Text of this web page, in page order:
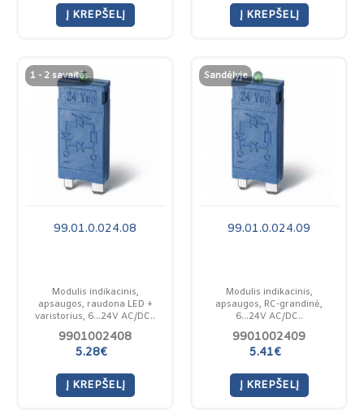
Į KREPŠELĮ Į KREPŠELĮ
1 - 2 savaitės
99.01.0.024.08
Modulis indikacinis,
apsaugos, raudona LED +
varistorius, 6…24V AC/DC..
9901002408
5.28€
Į KREPŠELĮ
Sandėlyje
99.01.0.024.09
Modulis indikacinis,
apsaugos, RC-grandinė,
6...24V AC/DC..
9901002409
5.41€
Į KREPŠELĮ